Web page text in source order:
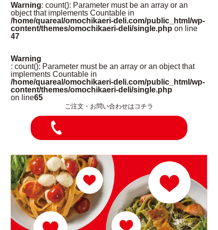
Warning: count(): Parameter must be an array or an
object that implements Countable in
/home/quareal/omochikaeri-deli.com/public_html/wp-
content/themes/omochikaeri-deli/single.php on line
47
Warning
: count(): Parameter must be an array or an object that
implements Countable in
/home/quareal/omochikaeri-deli.com/public_html/wp-
content/themes/omochikaeri-deli/single.php
on line65
ご注文・お問い合わせはコチラ